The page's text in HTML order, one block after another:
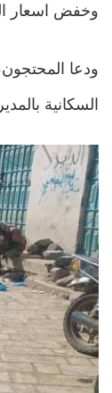
وخفض اسعار
ودعا
السكانية